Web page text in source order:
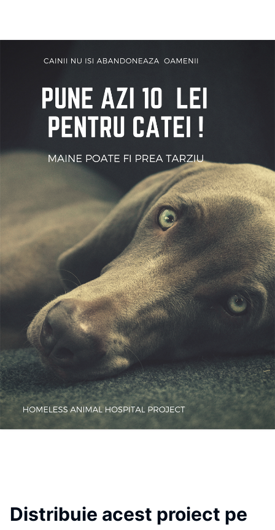
Distribuie acest proiect pe